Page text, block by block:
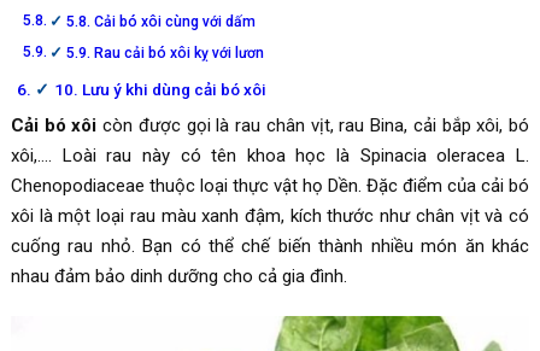
5.8. Cải bó xôi cùng với dấm
5.9. Rau cải bó xôi kỵ với lươn
10. Lưu ý khi dùng cải bó xôi
Cải bó xôi còn được gọi là rau chân vịt, rau Bina, cải bắp xôi, bó
xôi,…. Loài rau này có tên khoa học là Spinacia oleracea L.
Chenopodiaceae thuộc loại thực vật họ Dền. Đặc điểm của cải bó
xôi là một loại rau màu xanh đậm, kích thước như chân vịt và có
cuống rau nhỏ. Bạn có thể chế biến thành nhiều món ăn khác
nhau đảm bảo dinh dưỡng cho cả gia đình.